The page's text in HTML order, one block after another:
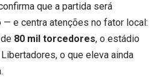
que a partida será
— e centra atenções no fator local:
80 mil torcedores, o estádio
o que eleva ainda